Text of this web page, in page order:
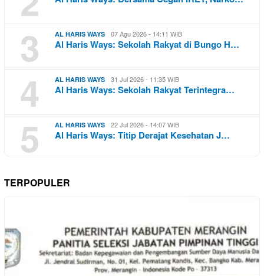
3 AL HARIS WAYS 07 Agu 2026 - 14:11 WIB
Al Haris Ways: Sekolah Rakyat di Bungo H…
4 AL HARIS WAYS 31 Jul 2026 - 11:35 WIB
Al Haris Ways: Sekolah Rakyat Terintegra…
5 AL HARIS WAYS 22 Jul 2026 - 14:07 WIB
Al Haris Ways: Titip Derajat Kesehatan J…
TERPOPULER